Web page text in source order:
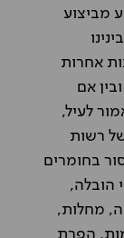
מביצוע
אחרות
אם
לעיל,
רשות
בחומרים
הובלה,
מחלות,
הפרת